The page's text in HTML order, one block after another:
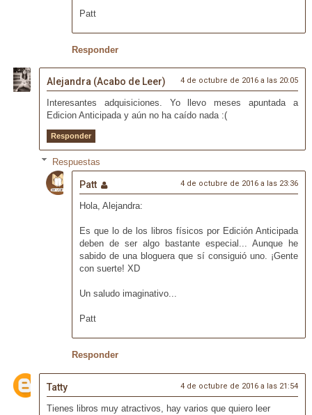
Patt
Responder
Alejandra (Acabo de Leer) 4 de octubre de 2016 a las 20:05
Interesantes adquisiciones. Yo llevo meses apuntada a
Edicion Anticipada y aún no ha caído nada :(
Responder
Respuestas
Patt 4 de octubre de 2016 a las 23:36
Hola, Alejandra:
Es que lo de los libros físicos por Edición Anticipada
deben de ser algo bastante especial... Aunque he
sabido de una bloguera que sí consiguió uno. ¡Gente
con suerte! XD
Un saludo imaginativo...
Patt
Responder
Tatty 4 de octubre de 2016 a las 21:54
Tienes libros muy atractivos, hay varios que quiero leer